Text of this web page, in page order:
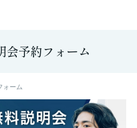
予約フォーム
ォーム